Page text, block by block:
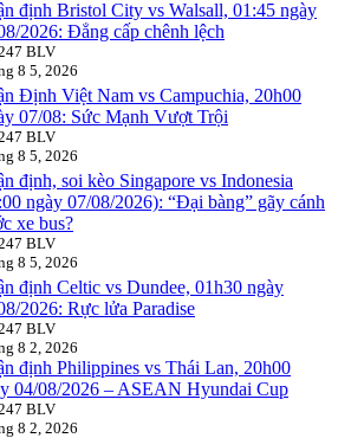
định Bristol City vs Walsall, 01:45 ngày
2026: Đẳng cấp chênh lệch
BLV
8 5, 2026
Định Việt Nam vs Campuchia, 20h00
07/08: Sức Mạnh Vượt Trội
BLV
8 5, 2026
định, soi kèo Singapore vs Indonesia
ngày 07/08/2026): “Đại bàng” gãy cánh
xe bus?
BLV
8 5, 2026
định Celtic vs Dundee, 01h30 ngày
2026: Rực lửa Paradise
BLV
8 2, 2026
định Philippines vs Thái Lan, 20h00
04/08/2026 – ASEAN Hyundai Cup
BLV
8 2, 2026